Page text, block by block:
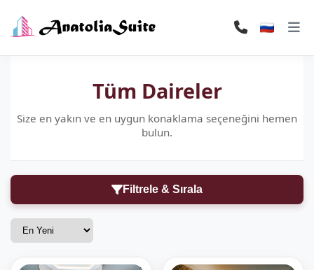
Tüm Daireler
Size en yakın ve en uygun konaklama seçeneğini hemen
bulun.
Filtrele & Sırala